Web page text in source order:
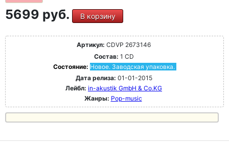
5699 руб. В корзину
Артикул: CDVP 2673146
Состав: 1 CD
Состояние: Новое. Заводская упаковка.
Дата релиза: 01-01-2015
Лейбл: in-akustik GmbH & Co.KG
Жанры: Pop-music